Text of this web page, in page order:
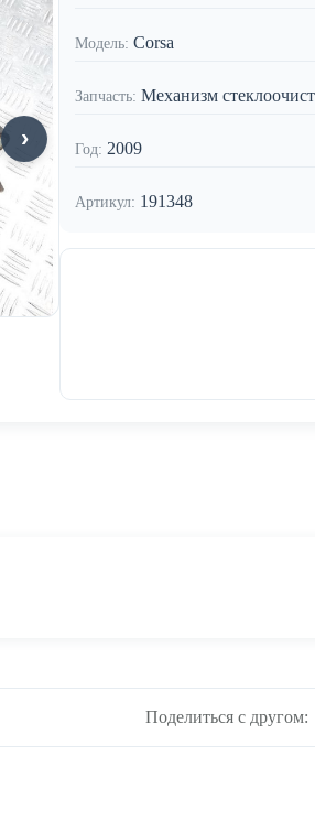
Модель: Corsa
Запчасть: Механизм
Год: 2009
Артикул: 191348
Поделиться с другом: